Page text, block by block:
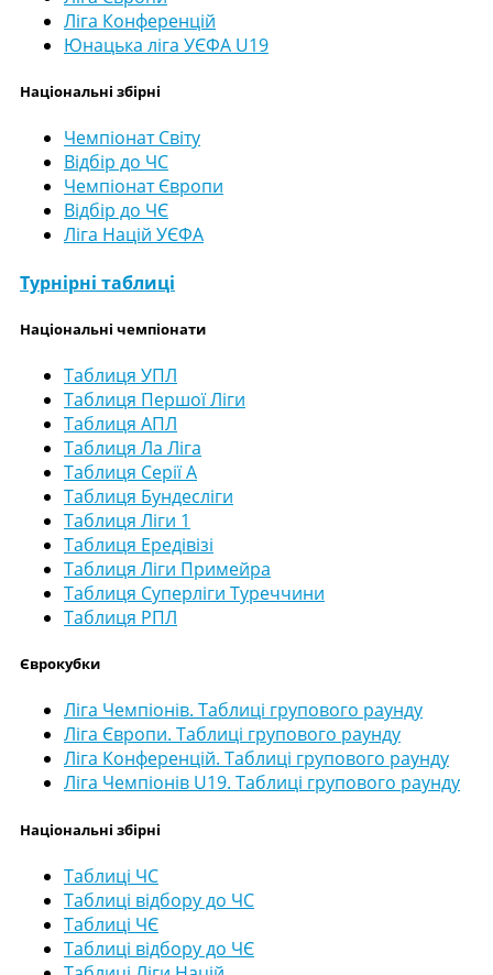
Ліга Конференцій
Юнацька ліга УЄФА U19
Національні збірні
Чемпіонат Світу
Відбір до ЧС
Чемпіонат Європи
Відбір до ЧЄ
Ліга Націй УЄФА
Турнірні таблиці
Національні чемпіонати
Таблиця УПЛ
Таблиця Першої Ліги
Таблиця АПЛ
Таблиця Ла Ліга
Таблиця Серії А
Таблиця Бундесліги
Таблиця Ліги 1
Таблиця Ередівізі
Таблиця Ліги Примейра
Таблиця Суперліги Туреччини
Таблиця РПЛ
Єврокубки
Ліга Чемпіонів. Таблиці групового раунду
Ліга Європи. Таблиці групового раунду
Ліга Конференцій. Таблиці групового раунду
Ліга Чемпіонів U19. Таблиці групового раунду
Національні збірні
Таблиці ЧС
Таблиці відбору до ЧС
Таблиці ЧЄ
Таблиці відбору до ЧЄ